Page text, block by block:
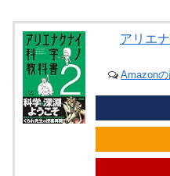
アリエ
Amazon